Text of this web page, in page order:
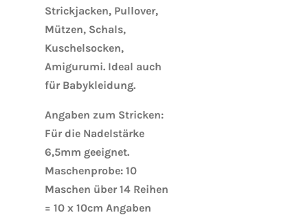
Strickjacken, Pullover,
Mützen, Schals,
Kuschelsocken,
Amigurumi. Ideal auch
für Babykleidung.
Angaben zum Stricken:
Für die Nadelstärke
6,5mm geeignet.
Maschenprobe: 10
Maschen über 14 Reihen
= 10 x 10cm Angaben